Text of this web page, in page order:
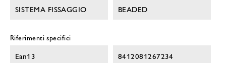
SISTEMA FISSAGGIO BEADED
Riferimenti specifici
Ean13 8412081267234